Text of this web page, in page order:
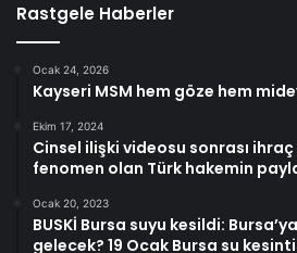
Rastgele Haberler
Ocak 24, 2026
Kayseri MSM hem göze hem
Ekim 17, 2024
Cinsel ilişki videosu sonrası
fenomen olan Türk hakemin
Ocak 20, 2023
BUSKİ Bursa suyu kesildi:
gelecek? 19 Ocak Bursa su